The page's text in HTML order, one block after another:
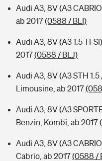
Audi A3, 8V (A3
ab 2017(0588 / BLI)
Audi A3, 8V (A3 1.5
2017(0588 / BLJ)
Audi A3, 8V (A3 STH 1.5
Limousine, ab 2017
Audi A3, 8V (A3
Benzin, Kombi, ab 2017
Audi A3, 8V (A3 CABRIO
Cabrio, ab 2017(0588 /